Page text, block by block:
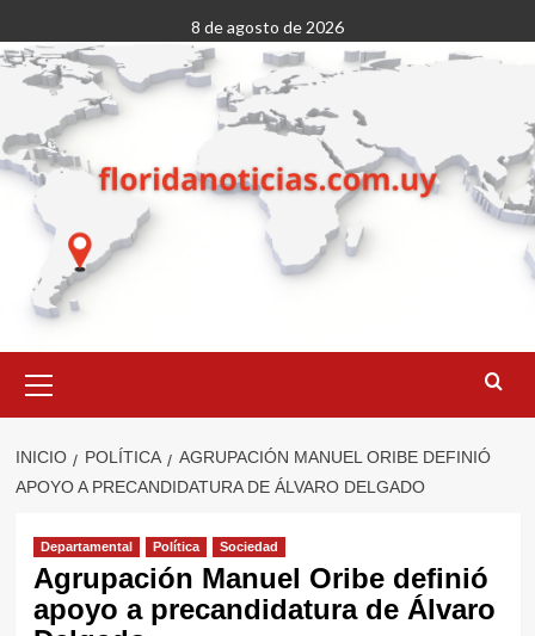
al
contenido
8 de agosto de 2026
primario
INICIO POLÍTICA
AGRUPACIÓN MANUEL ORIBE DEFINIÓ
APOYO A PRECANDIDATURA DE ÁLVARO DELGADO
Departamental Política Sociedad
Agrupación Manuel Oribe definió
apoyo a precandidatura de Álvaro